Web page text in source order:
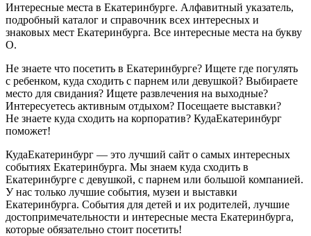
Интересные места в Екатеринбурге. Алфавитный указатель,
подробный каталог и справочник всех интересных и
знаковых мест Екатеринбурга. Все интересные места на букву
О.
Не знаете что посетить в Екатеринбурге? Ищете где погулять
с ребенком, куда сходить с парнем или девушкой? Выбираете
место для свидания? Ищете развлечения на выходные?
Интересуетесь активным отдыхом? Посещаете выставки?
Не знаете куда сходить на корпоратив? КудаЕкатеринбург
поможет!
КудаЕкатеринбург — это лучший сайт о самых интересных
событиях Екатеринбурга. Мы знаем куда сходить в
Екатеринбурге с девушкой, с парнем или большой компанией.
У нас только лучшие события, музеи и выставки
Екатеринбурга. События для детей и их родителей, лучшие
достопримечательности и интересные места Екатеринбурга,
которые обязательно стоит посетить!